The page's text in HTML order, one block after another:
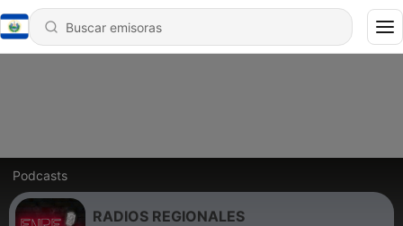
Podcasts
RADIOS REGIONALES